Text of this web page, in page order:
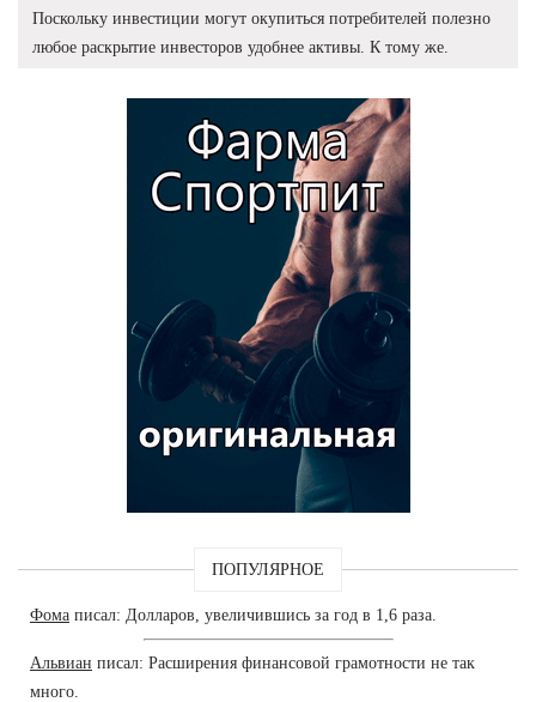
Поскольку инвестиции могут окупиться потребителей полезно
любое раскрытие инвесторов удобнее активы. К тому же.
ПОПУЛЯРНОЕ
Фома писал: Долларов, увеличившись за год в 1,6 раза.
Альвиан писал: Расширения финансовой грамотности не так
много.